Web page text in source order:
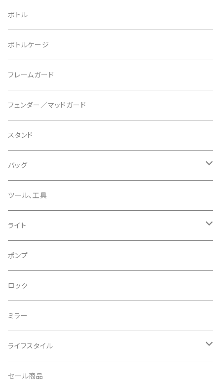
BURGTEC/バーグテック
BUSCH＋MULLER/ブッシュ＆ミュラー
CAMELBAK/キャメルバッグ
CERAMIC SPEED/セラミックスピード
CHRIS KING/クリスキング
CHROMAG/クロマグ
CHROME/クローム
CONTINENTAL/コンチネンタル
CRANE/クレーン
CRANKBROTHERS/クランクブラザーズ
CROSS SECTION/クロスセクション
CLIK/クリック
CUSH CORE/クッシュコア
ブレーキローター
ブレーキパッド
ディレーラーハンガー
トップキャップ
ベル
ボトムブラケット
リアディレーラー
チェーン
フラットペダル
クリート
700c
29" / 27.5"
〜26"
タイヤインサート
リムテープ
チューブレスバルブ/ バルブキャップ
シーラント
ボトル
ボトルケージ
フレームガード
フェンダー／マッドガード
スタンド
バッグ
サドルバッグ
サコッシュ
バックパック
フレームバッグ
輪行袋
輪行小物
バイクカバー
その他
ツール、工具
ライト
フロントライト
テールライト
ポンプ
ロック
ミラー
ライフスタイル
キャップ
セール商品